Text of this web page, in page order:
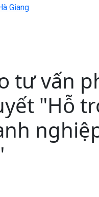
Giang
tư vấn
"Hỗ